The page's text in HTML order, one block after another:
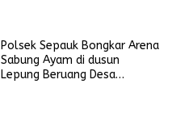
Polsek Sepauk Bongkar Arena
Sabung Ayam di dusun
Lepung Beruang Desa